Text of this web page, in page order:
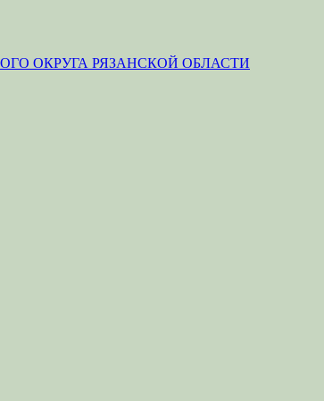
ОКРУГА РЯЗАНСКОЙ ОБЛАСТИ